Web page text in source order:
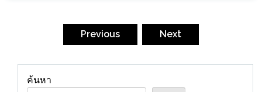
Previous Next
ค้นหา